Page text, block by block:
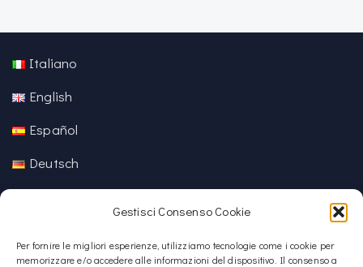
Gestisci Consenso Cookie
Per fornire le migliori esperienze, utilizziamo tecnologie come i cookie per
memorizzare e/o accedere alle informazioni del dispositivo. Il consenso a
Italiano
English
Español
Deutsch